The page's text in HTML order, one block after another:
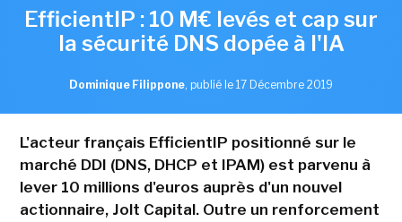
EfficientIP : 10 M€ levés et cap sur
la sécurité DNS dopée à l'IA
Dominique Filippone, publié le 17 Décembre 2019
L'acteur français EfficientIP positionné sur le
marché DDI (DNS, DHCP et IPAM) est parvenu à
lever 10 millions d'euros auprès d'un nouvel
actionnaire, Jolt Capital. Outre un renforcement